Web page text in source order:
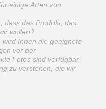
einige Arten von
dass das Produkt, das
wollen?
Ihnen die geeignete
vor der
Fotos sind verfügbar,
zu verstehen, die wir